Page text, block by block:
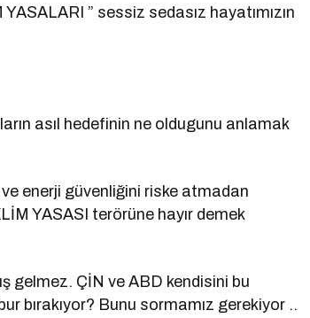
” sessiz sedasız hayatımızın
asıl hedefinin ne oldugunu anlamak
enerji güvenliğini riske atmadan
YASASI terörüne hayır demek
gelmez. ÇİN ve ABD kendisini bu
bırakıyor? Bunu sormamız gerekiyor ..